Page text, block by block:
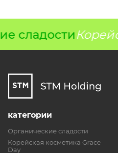
сладости
категории
Органические сладости
Корейская косметика Grace
Day